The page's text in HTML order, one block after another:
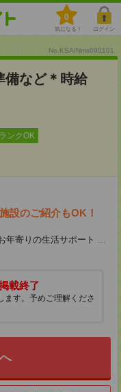
0
気になる！ ログイン
No.KSAINms090101
備など＊時給
ンクOK
設のご紹介もOK！
年寄りの生活サポート ...
載終了
ます。予めご理解くださ